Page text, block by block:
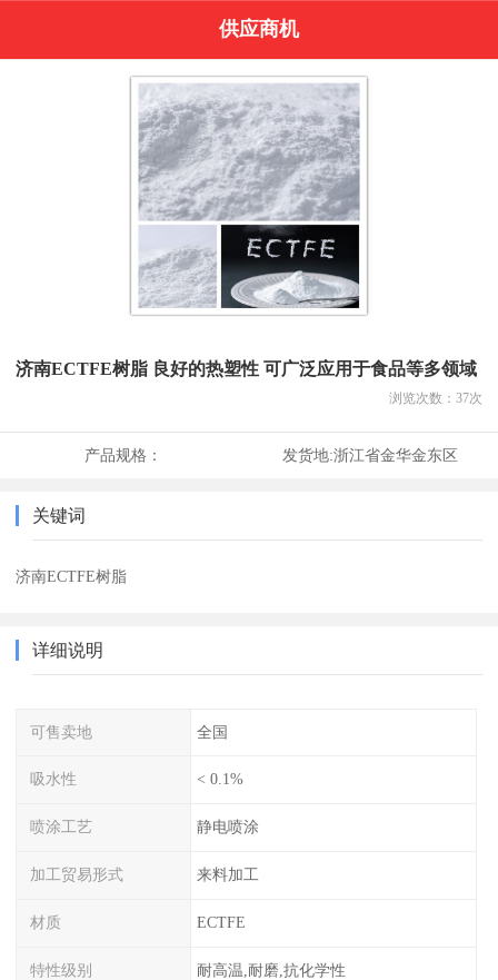
供应商机
济南ECTFE树脂 良好的热塑性 可广泛应用于食品等多领域
浏览次数： 37次
产品规格： 发货地:浙江省金华金东区
关键词
济南ECTFE树脂
详细说明
可售卖地 全国
吸水性 < 0.1%
喷涂工艺 静电喷涂
加工贸易形式 来料加工
材质 ECTFE
特性级别 耐高温,耐磨,抗化学性